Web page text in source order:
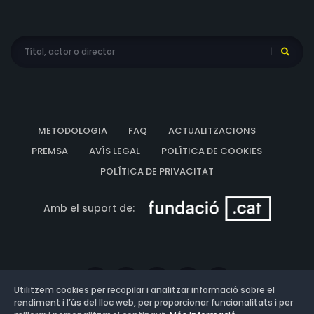
METODOLOGIA FAQ
ACTUALITZACIONS
PREMSA
AVÍS LEGAL
POLÍTICA DE COOKIES
POLÍTICA DE PRIVACITAT
Amb el suport de:
Utilitzem cookies per recopilar i analitzar informació sobre el
rendiment i l’ús del lloc web, per proporcionar funcionalitats i per